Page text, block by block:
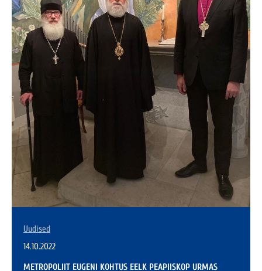
Uudised
14.10.2022
METROPOLIIT EUGENI KOHTUS EELK PEAPIISKOP URMAS